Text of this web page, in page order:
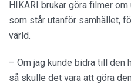
HIKARI brukar göra filmer
som står utanför samhället,
värld.
– Om jag kunde bidra till den
så skulle det vara att göra